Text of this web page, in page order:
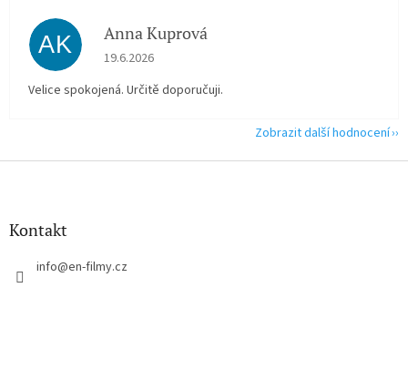
AK Anna Kuprová
Hodnocení obchodu je 5 z 5 hvězdiček.
19.6.2026
Velice spokojená. Určitě doporučuji.
Zobrazit další hodnocení
Z
Kontakt
info@en-filmy.cz